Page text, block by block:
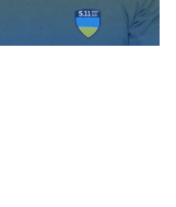
ЗА